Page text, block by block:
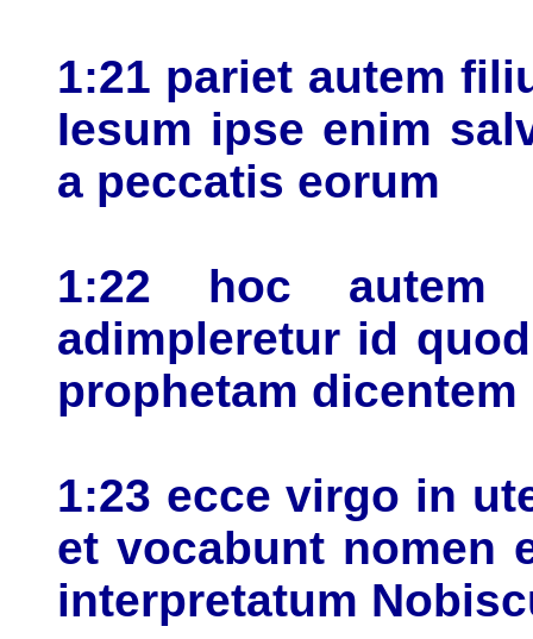
1:21 pariet autem
Iesum ipse enim
a peccatis eorum
1:22 hoc
adimpleretur id
prophetam dicentem
1:23 ecce virgo in
et vocabunt nomen
interpretatum